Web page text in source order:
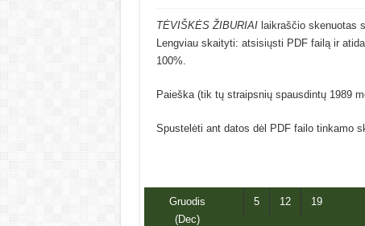
TĖVIŠKĖS ŽIBURIAIlaikraščio skenuotas
Lengviau skaityti: atsisiųsti PDF failą ir
100%.
Paieška (tik tų straipsnių spausdintų 1989
Spustelėti ant datos dėl PDF failo tinkamo
Gruodis
(Dec)
5 12 19